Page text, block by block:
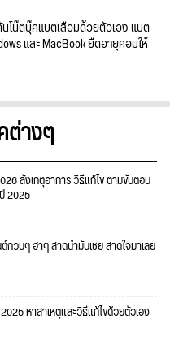
น๊ตบุ๊คแบตเสื่อมด้วยตัวเอง แบต
และ MacBook ยืดอายุคอมให้
างๆ
สังเกตุอาการ วิธีแก้ไข ตามขั้นตอน
2025
วนๆ ฮาๆ สาดน้ำมันเชย สาดใจมาเลย
หาสาเหตุและวิธีแก้ไขด้วยตัวเอง